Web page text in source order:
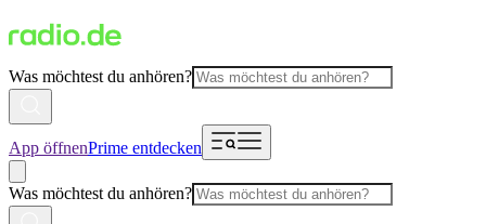
Was möchtest du anhören?
App öffnenPrime entdecken
Was möchtest du anhören?